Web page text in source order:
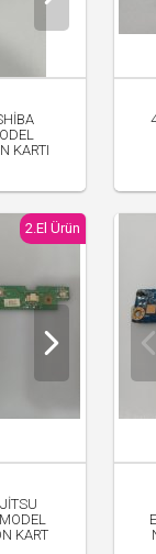
KARTI
2.El Ürün
KART